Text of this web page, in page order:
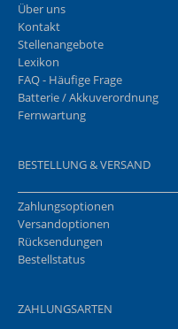
Über uns
Kontakt
Stellenangebote
Lexikon
FAQ - Häufige Frage
Batterie / Akkuverordnung
Fernwartung
BESTELLUNG & VERSAND
Zahlungsoptionen
Versandoptionen
Rücksendungen
Bestellstatus
ZAHLUNGSARTEN